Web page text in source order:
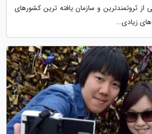
از ثروتمندترین و سازمان یافته ترین کشورهای
زیادی...